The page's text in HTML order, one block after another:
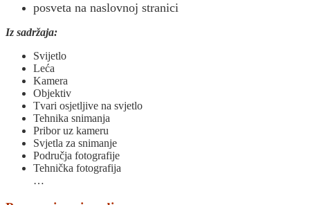
posveta na naslovnoj stranici
Iz sadržaja:
Svijetlo
Leća
Kamera
Objektiv
Tvari osjetljive na svjetlo
Tehnika snimanja
Pribor uz kameru
Svjetla za snimanje
Područja fotografije
Tehnička fotografija
…